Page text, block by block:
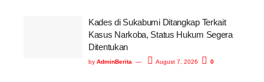
Kades di Sukabumi Ditangkap Terkait
Kasus Narkoba, Status Hukum Segera
Ditentukan
by AdminBerita August 7, 2026 0